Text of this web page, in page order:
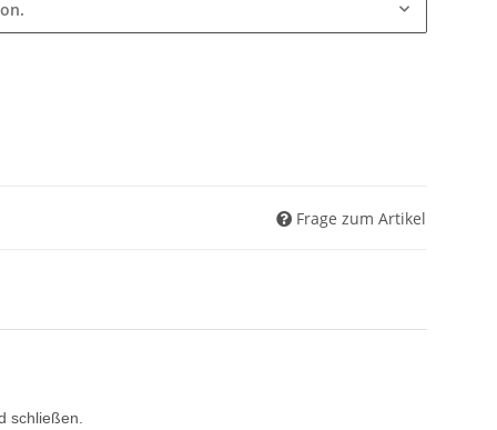
Frage zum Artikel
schließen.